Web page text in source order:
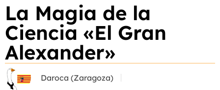
La Magia de la
Ciencia «El Gran
Alexander»
Daroca (Zaragoza)